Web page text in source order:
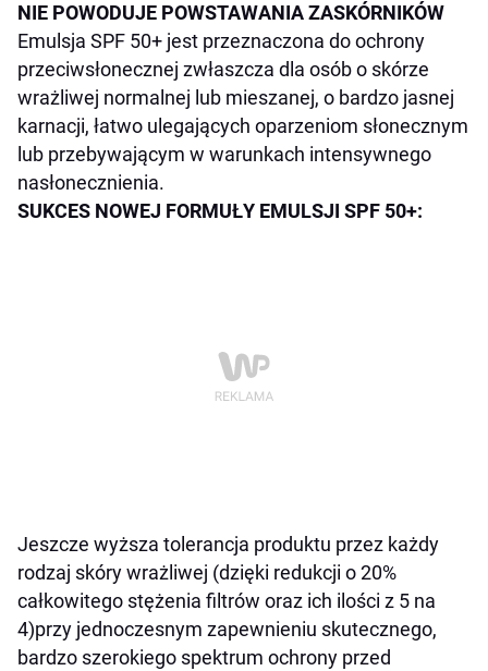
NIE POWODUJE POWSTAWANIA ZASKÓRNIKÓW
Emulsja SPF 50+ jest przeznaczona do ochrony
przeciwsłonecznej zwłaszcza dla osób o skórze
wrażliwej normalnej lub mieszanej, o bardzo jasnej
karnacji, łatwo ulegających oparzeniom słonecznym
lub przebywającym w warunkach intensywnego
nasłonecznienia.
SUKCES NOWEJ FORMUŁY EMULSJI SPF 50+:
Jeszcze wyższa tolerancja produktu przez każdy
rodzaj skóry wrażliwej (dzięki redukcji o 20%
całkowitego stężenia filtrów oraz ich ilości z 5 na
4)przy jednoczesnym zapewnieniu skutecznego,
bardzo szerokiego spektrum ochrony przed